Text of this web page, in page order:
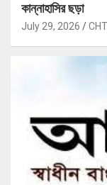
কান্নাহাসির ছড়া
July 29, 2026